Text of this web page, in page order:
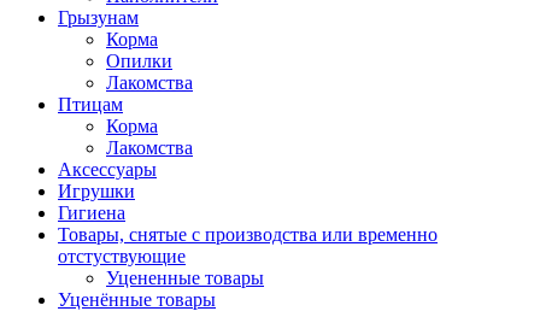
Грызунам
Корма
Опилки
Лакомства
Птицам
Корма
Лакомства
Аксессуары
Игрушки
Гигиена
Товары, снятые с производства или временно
отстуствующие
Уцененные товары
Уценённые товары